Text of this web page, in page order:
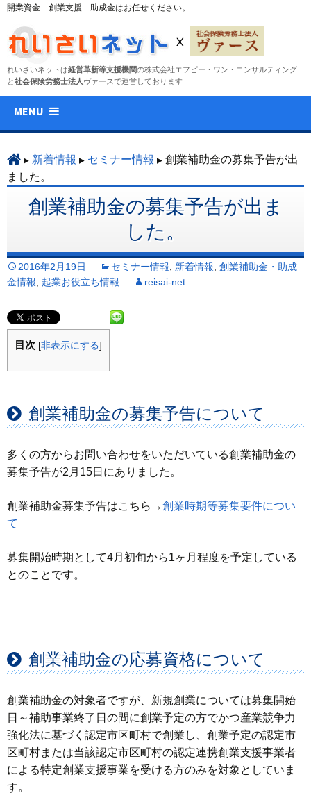
開業資金 創業支援 助成金はお任せください。
れいさいネットは経営革新等支援機関の株式会社エフピー・ワン・コンサルティング
と社会保険労務士法人 ヴァースで運営しております
MENU
ン
へ
ス
プ
新着情報 セミナー情報
創業補助金の募集予告が出
ました。
創業補助金の募集予告が出ま
した。
2016年2月19日 セミナー情報, 新着情報, 創業補助金・助成
金情報, 起業お役立ち情報 reisai-net
目次 [非表示にする]
創業補助金の募集予告について
多くの方からお問い合わせをいただいている創業補助金の
募集予告が2月15日にありました。
創業補助金募集予告はこちら→創業時期等募集要件につい
て
募集開始時期として4月初旬から1ヶ月程度を予定している
とのことです。
創業補助金の応募資格について
創業補助金の対象者ですが、新規創業については募集開始
日～補助事業終了日の間に創業予定の方でかつ産業競争力
強化法に基づく認定市区町村で創業し、創業予定の認定市
区町村または当該認定市区町村の認定連携創業支援事業者
による特定創業支援事業を受ける方のみを対象としていま
す。